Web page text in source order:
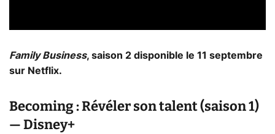
Family Business, saison 2 disponible le 11 septembre
sur Netflix.
Becoming : Révéler son talent (saison 1)
— Disney+